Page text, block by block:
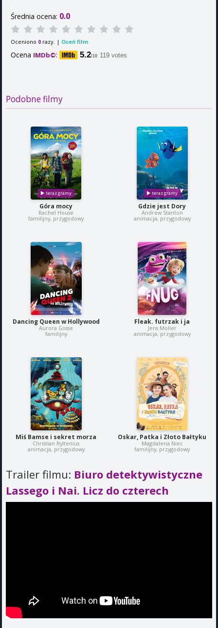
Średnia ocena: 0.0
Oceniono 0 razy. | Oceń film
Ocena IMDb©: 5.2/10 119 votes
Podobne filmy
Góra mocy
Rachel House
familijny, przygodowy
Gdzie jest Dory
Andrew Stanton
animacja, przygodowy
Dancing Queen w Hollywood
Aurora Gosse
familijny
Fleak. futrzak i ja
Jens Moller
animacja, przygodowy
Miś Bamse i sekret morza
Christian Ryltenius
animacja, przygodowy
Oskar, Patka i Złoto Bałtyku
Magdalena Niec
familijny, przygodowy
Trailer filmu: Biuro detektywistyczne
Lassego i Nai. Licz do czterech